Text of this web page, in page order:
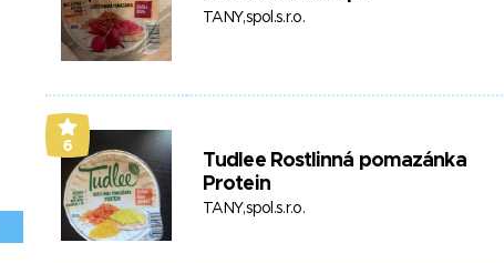
TANY,spol.s.r.o.
6
Tudlee Rostlinná pomazánka
Protein
TANY,spol.s.r.o.